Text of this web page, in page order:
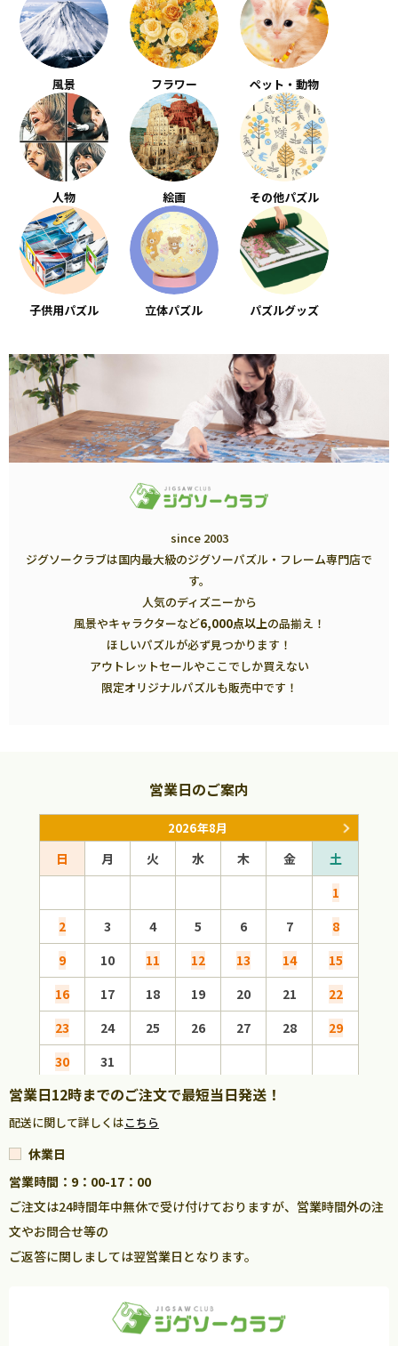
風景 フラワー ペット・動物
人物 絵画 その他パズル
子供用パズル 立体パズル パズルグッズ
since 2003
ジグソークラブは国内最大級のジグソーパズル・フレーム専門店で
す。
人気のディズニーから
風景やキャラクターなど6,000点以上の品揃え！
ほしいパズルが必ず見つかります！
アウトレットセールやここでしか買えない
限定オリジナルパズルも販売中です！
営業日のご案内
2026年8月
日 月 火 水 木 金
土
1
2
3 4 5 6 7
8
9
10 11 12 13 14
15
16
17 18 19 20 21
22
23
24 25 26 27 28
29
30
31
営業日12時までのご注文で最短当日発送！
配送に関して詳しくはこちら
休業日
営業時間：9：00-17：00
ご注文は24時間年中無休で受け付けておりますが、営業時間外の注
文やお問合せ等の
ご返答に関しましては翌営業日となります。